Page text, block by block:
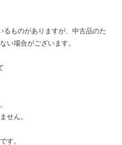
るものがありますが、中古品のた
い場合がございます。
せん。
す。